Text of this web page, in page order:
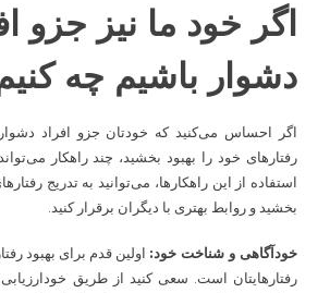
اگر خود ما نیز جزو
دشوار باشیم چه
اگر احساس می‌کنید که خودتان جزو افراد
رفتارهای خود را بهبود بخشید، چند راهکار
استفاده از این راهکارها، می‌توانید به تدریج
بخشید و روابط بهتری با دیگران برقرار کنید.
خودآگاهی و شناخت خود: اولین قدم برای بهبود
رفتارهایتان است. سعی کنید از طریق خودارزیابی